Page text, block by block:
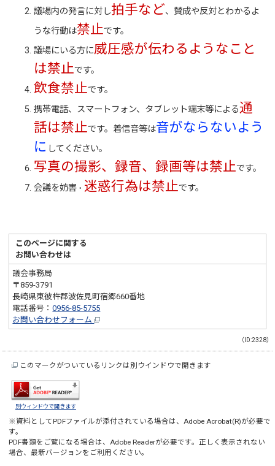
議場内の発言に対し拍手など、賛成や反対とわかるよ
うな行動は禁止です。
議場にいる方に威圧感が伝わるようなこと
は禁止です。
飲食禁止です。
携帯電話、スマートフォン、タブレット端末等による通
話は禁止です。着信音等は音がならないよう
に してください。
写真の撮影、録音、録画等は禁止です。
会議を妨害 ・ 迷惑行為は禁止です。
このページに関する
お問い合わせは
議会事務局
〒859-3791
長崎県東彼杵郡波佐見町宿郷660番地
電話番号：0956-85-5755
お問い合わせフォーム
（ID:2328）
このマークがついているリンクは別ウインドウで開きます
別ウィンドウで開きます
※資料としてPDFファイルが添付されている場合は、 Adobe Acrobat(R)が必要で
す。
PDF書類をご覧になる場合は、 Adobe Readerが必要です。正しく表示されない
場合、最新バージョンをご利用ください。